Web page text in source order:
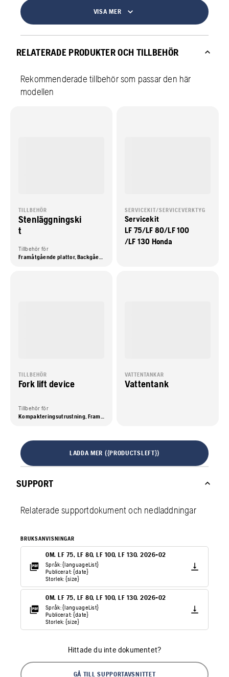
VISA MER
RELATERADE PRODUKTER OCH TILLBEHÖR
Rekommenderade tillbehör som passar den här
modellen
TILLBEHÖR
Stenläggningski
t
Tillbehör för
Framåtgående plattor, Backgående plattor
SERVICEKIT/SERVICEVERKTYG
Servicekit
LF 75/LF 80/LF 100
/LF 130 Honda
TILLBEHÖR
Fork lift device
Tillbehör för
Kompakteringsutrustning, Framåtgående plattor
VATTENTANKAR
Vattentank
LADDA MER ({PRODUCTSLEFT})
SUPPORT
Relaterade supportdokument och nedladdningar
BRUKSANVISNINGAR
OM. LF 75, LF 80, LF 100, LF 130. 2026-02
Språk: {languageList}
Publicerat: {date}
Storlek: {size}
OM. LF 75, LF 80, LF 100, LF 130. 2026-02
Språk: {languageList}
Publicerat: {date}
Storlek: {size}
Hittade du inte dokumentet?
GÅ TILL SUPPORTAVSNITTET